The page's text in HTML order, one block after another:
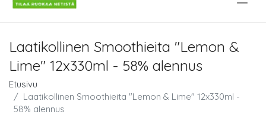
Laatikollinen Smoothieita "Lemon &
Lime" 12x330ml - 58% alennus
Etusivu
Laatikollinen Smoothieita "Lemon & Lime" 12x330ml -
58% alennus